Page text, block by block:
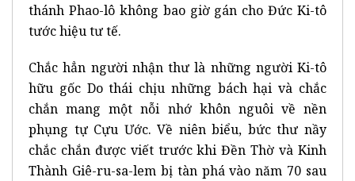
thánh Phao-lô không bao giờ gán cho Đức Ki-tô
tước hiệu tư tế.
Chắc hẳn người nhận thư là những người Ki-tô
hữu gốc Do thái chịu những bách hại và chắc
chắn mang một nỗi nhớ khôn nguôi về nền
phụng tự Cựu Ước. Về niên biểu, bức thư nầy
chắc chắn được viết trước khi Đền Thờ và Kinh
Thành Giê-ru-sa-lem bị tàn phá vào năm 70 sau